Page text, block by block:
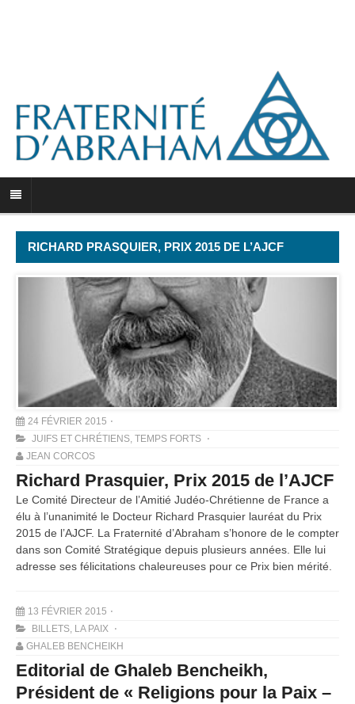
RICHARD PRASQUIER, PRIX 2015 DE L’AJCF
24 FÉVRIER 2015
JUIFS ET CHRÉTIENS, TEMPS FORTS
JEAN CORCOS
Richard Prasquier, Prix 2015 de l’AJCF
Le Comité Directeur de l’Amitié Judéo-Chrétienne de France a
élu à l’unanimité le Docteur Richard Prasquier lauréat du Prix
2015 de l’AJCF. La Fraternité d’Abraham s’honore de le compter
dans son Comité Stratégique depuis plusieurs années. Elle lui
adresse ses félicitations chaleureuses pour ce Prix bien mérité.
13 FÉVRIER 2015
BILLETS, LA PAIX
GHALEB BENCHEIKH
Editorial de Ghaleb Bencheikh,
Président de « Religions pour la Paix –